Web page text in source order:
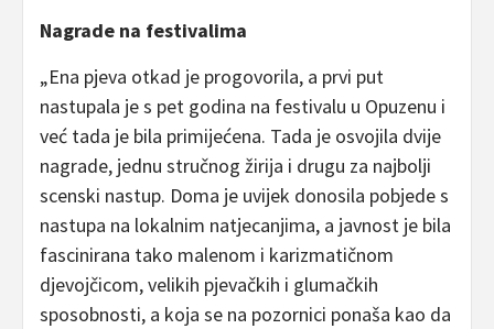
Nagrade na festivalima
„Ena pjeva otkad je progovorila, a prvi put
nastupala je s pet godina na festivalu u Opuzenu i
već tada je bila primijećena. Tada je osvojila dvije
nagrade, jednu stručnog žirija i drugu za najbolji
scenski nastup. Doma je uvijek donosila pobjede s
nastupa na lokalnim natjecanjima, a javnost je bila
fascinirana tako malenom i karizmatičnom
djevojčicom, velikih pjevačkih i glumačkih
sposobnosti, a koja se na pozornici ponaša kao da